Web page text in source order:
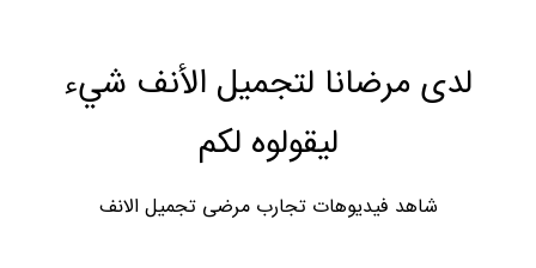
لدى مرضانا لتجميل الأنف شيء
ليقولوه لكم
شاهد فيديوهات تجارب مرضى تجميل الانف